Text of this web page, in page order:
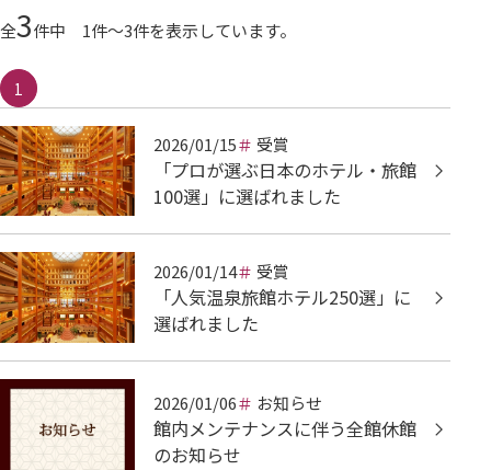
全3件中 1件～3件を表示しています。
1
2026/01/15 受賞
「プロが選ぶ日本のホテル・旅館
100選」に選ばれました
2026/01/14 受賞
「人気温泉旅館ホテル250選」に
選ばれました
2026/01/06 お知らせ
館内メンテナンスに伴う全館休館
のお知らせ